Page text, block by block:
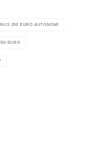
200 EURO AUTONOMI
EURO